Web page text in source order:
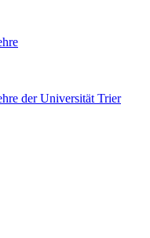
der Universität Trier